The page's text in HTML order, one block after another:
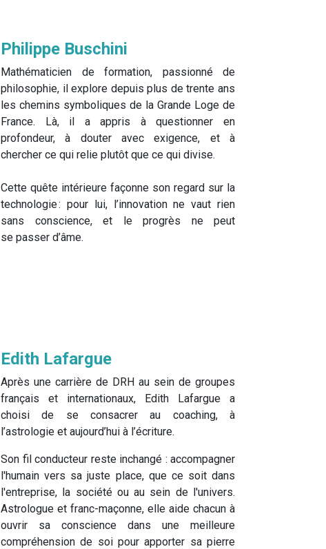
Philippe Buschini
Mathématicien de formation, passionné de
philosophie, il explore depuis plus de trente ans
les chemins symboliques de la Grande Loge de
France. Là, il a appris à questionner en
profondeur, à douter avec exigence, et à
chercher ce qui relie plutôt que ce qui divise.
Cette quête intérieure façonne son regard sur la
technologie : pour lui, l’innovation ne vaut rien
sans conscience, et le progrès ne peut
se passer d’âme.
Edith Lafargue
Après une carrière de DRH au sein de groupes
français et internationaux, Edith Lafargue a
choisi de se consacrer au coaching, à
l’astrologie et aujourd’hui à l’écriture.
Son fil conducteur reste inchangé : accompagner
l'humain vers sa juste place, que ce soit dans
l'entreprise, la société ou au sein de l'univers.
Astrologue et franc-maçonne, elle aide chacun à
ouvrir sa conscience dans une meilleure
compréhension de soi pour apporter sa pierre